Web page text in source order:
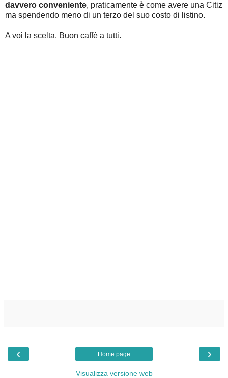
davvero conveniente, praticamente è come avere una Citiz
ma spendendo meno di un terzo del suo costo di listino.
A voi la scelta. Buon caffè a tutti.
‹ ›
Home page
Visualizza versione web